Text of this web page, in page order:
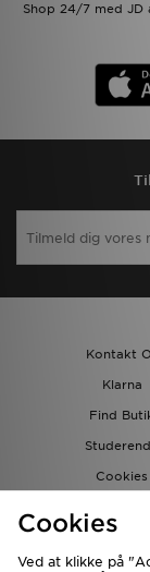
Shop 24/7 med JD
Kontakt
Klarna
Find
Cookies
Cookies
Ved at klikke på